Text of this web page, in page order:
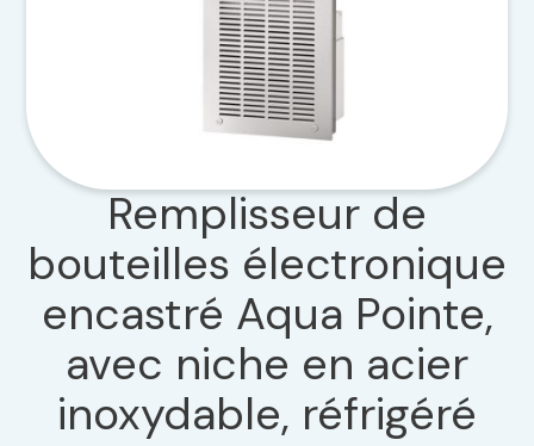
Remplisseur de
bouteilles électronique
encastré Aqua Pointe,
avec niche en acier
inoxydable, réfrigéré